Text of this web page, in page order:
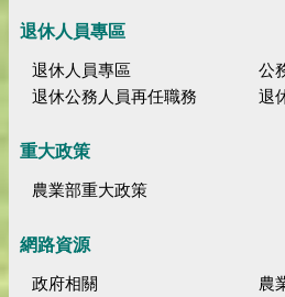
退休人員專區
退休人員專區
公
退休公務人員再任職務
退
重大政策
農業部重大政策
網路資源
政府相關
農